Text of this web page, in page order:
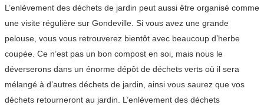
L’enlèvement des déchets de jardin peut aussi être organisé comme
une visite régulière sur Gondeville. Si vous avez une grande
pelouse, vous vous retrouverez bientôt avec beaucoup d’herbe
coupée. Ce n’est pas un bon compost en soi, mais nous le
déverserons dans un énorme dépôt de déchets verts où il sera
mélangé à d’autres déchets de jardin, ainsi vous saurez que vos
déchets retourneront au jardin. L’enlèvement des déchets